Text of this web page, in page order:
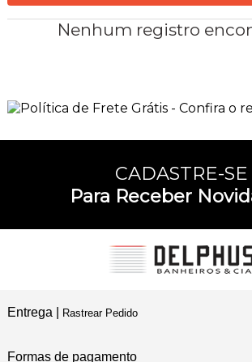
Nenhum registro
CADASTRE-SE
Para Receber
Entrega | Rastrear Pedido
Formas de pagamento